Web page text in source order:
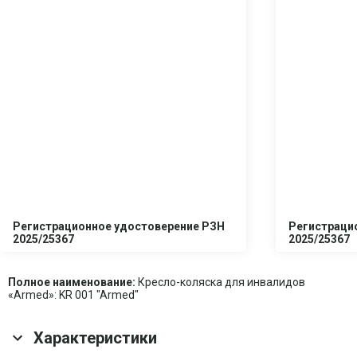
Регистрационное удостоверение РЗН
2025/25367
2025/25367
Полное наименование: Кресло-коляска для инвалидов
«Armed»: KR 001 "Armed"
Характеристики